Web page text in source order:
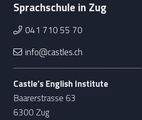
Sprachschule in Zug
041 710 55 70
info@castles.ch
Castle’s English Institute
Baarerstrasse 63
6300 Zug